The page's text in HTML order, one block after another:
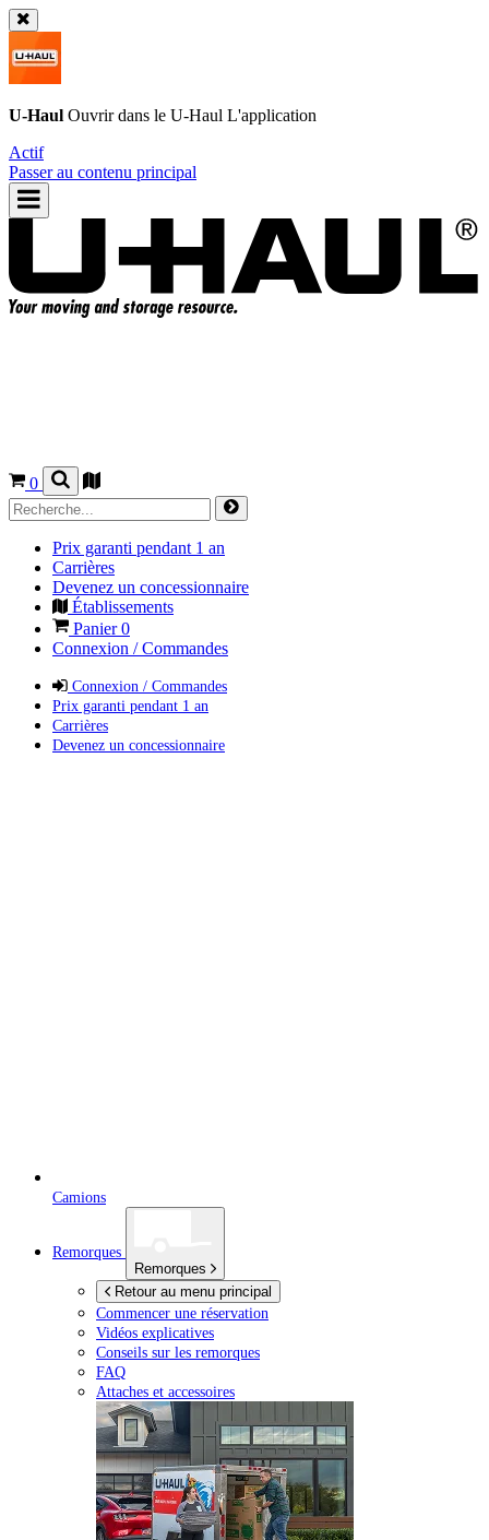
U-Haul Ouvrir dans le U-Haul L'application
Actif
Passer au contenu principal
0
Prix garanti pendant 1 an
Carrières
Devenez un concessionnaire
Établissements
Panier0
Connexion / Commandes
Connexion / Commandes
Prix garanti pendant 1 an
Carrières
Devenez un concessionnaire
Camions
Remorques
Remorques
Retour au menu principal
Commencer une réservation
Vidéos explicatives
Conseils sur les remorques
FAQ
Attaches et accessoires